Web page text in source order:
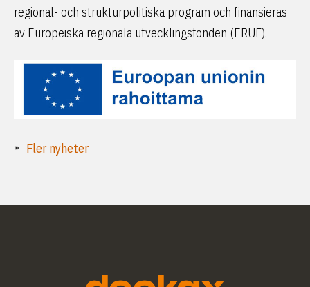
regional- och strukturpolitiska program och finansieras
av Europeiska regionala utvecklingsfonden (ERUF).
Fler nyheter